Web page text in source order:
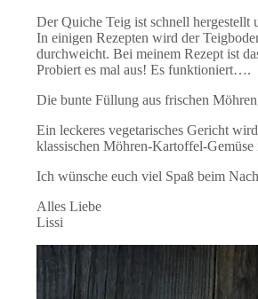
Der Quiche Teig ist schnell
In einigen Rezepten wird der
durchweicht. Bei meinem Rezept ist
Probiert es mal aus! Es funktioniert….
Die bunte Füllung aus frischen
Ein leckeres vegetarisches Gericht
klassischen Möhren-Kartoffel-
Ich wünsche euch viel Spaß beim
Alles Liebe
Lissi